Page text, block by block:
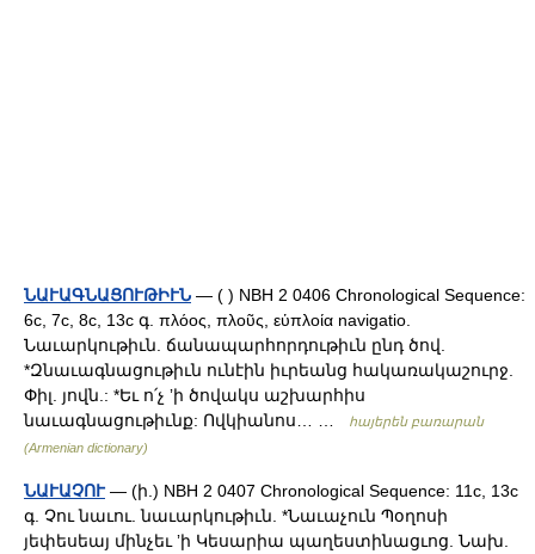
ՆԱՒԱԳՆԱՑՈՒԹԻՒՆ — ( ) NBH 2 0406 Chronological Sequence:
6c, 7c, 8c, 13c գ. πλόος, πλοῦς, εὑπλοία navigatio.
Նաւարկութիւն. ճանապարհորդութիւն ընդ ծով.
*Զնաւագնացութիւն ունէին իւրեանց հակառակաշուրջ.
Փիլ. յովն.: *Եւ ո՛չ ʼի ծովակս աշխարհիս
նաւագնացութիւնք: Ովկիանոս… …
հայերեն բառարան
(Armenian dictionary)
ՆԱՒԱՉՈՒ — (ի.) NBH 2 0407 Chronological Sequence: 11c, 13c
գ. Չու նաւու. նաւարկութիւն. *Նաւաչուն Պօղոսի
յեփեսեայ մինչեւ ʼի Կեսարիա պաղեստինացւոց. Նախ.